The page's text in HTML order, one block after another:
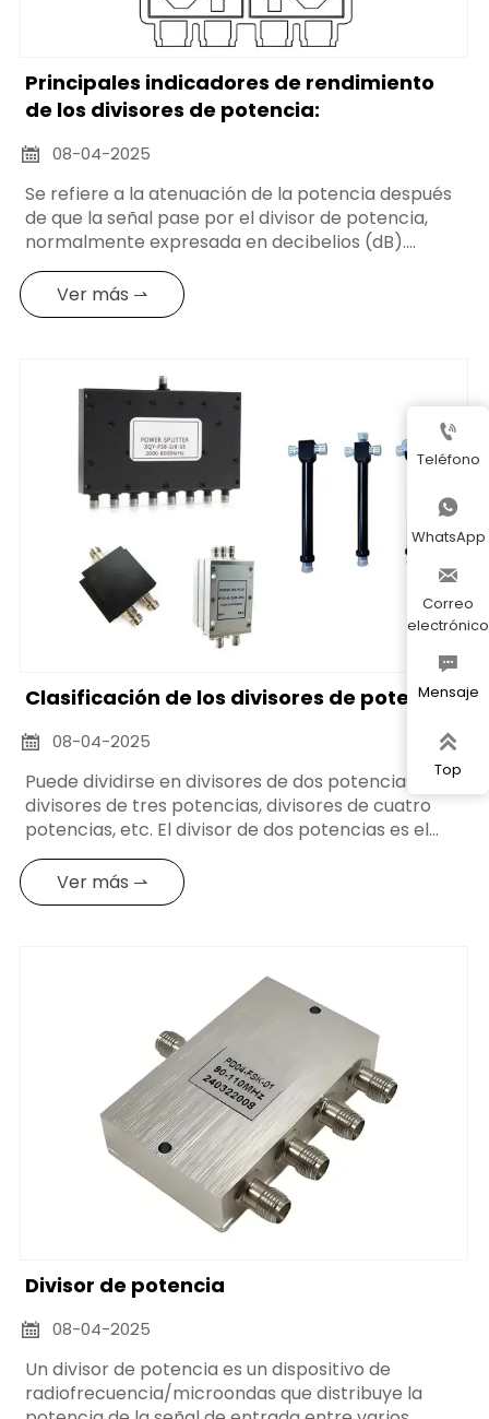
Principales indicadores de rendimiento
de los divisores de potencia:
 08-04-2025
Se refiere a la atenuación de la potencia después
de que la señal pase por el divisor de potencia,
normalmente expresada en decibelios (dB).
Cuanto menor sea la pérdida de inserción, menor
será la pérdida de potencia de la señal por el
divisor de potencia y mayor será la eficacia de
la estructura, el material y el proceso de
fabricación del divisor de potencia.
Ver más ⇀
Clasificación de los divisores de potencia
 08-04-2025
Puede dividirse en divisores de dos potencias,
divisores de tres potencias, divisores de cuatro
potencias, etc. El divisor de dos potencias es el
tipo más común, que distribuye la potencia de la
señal de entrada a dos puertos de salida
uniformemente o en una proporción determinada;
Ver más ⇀
Divisor de potencia
 08-04-2025
Un divisor de potencia es un dispositivo de
radiofrecuencia/microondas que distribuye la

Teléfono

WhatsApp

Correo
electrónico

Mensaje

Top